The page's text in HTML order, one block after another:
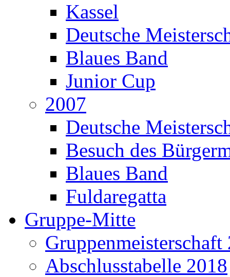
Kassel
Deutsche
Blaues Band
Junior Cup
2007
Deutsche
Besuch des
Blaues Band
Fuldaregatta
Gruppe-Mitte
Gruppenmeisterschaft
Abschlusstabelle 2018